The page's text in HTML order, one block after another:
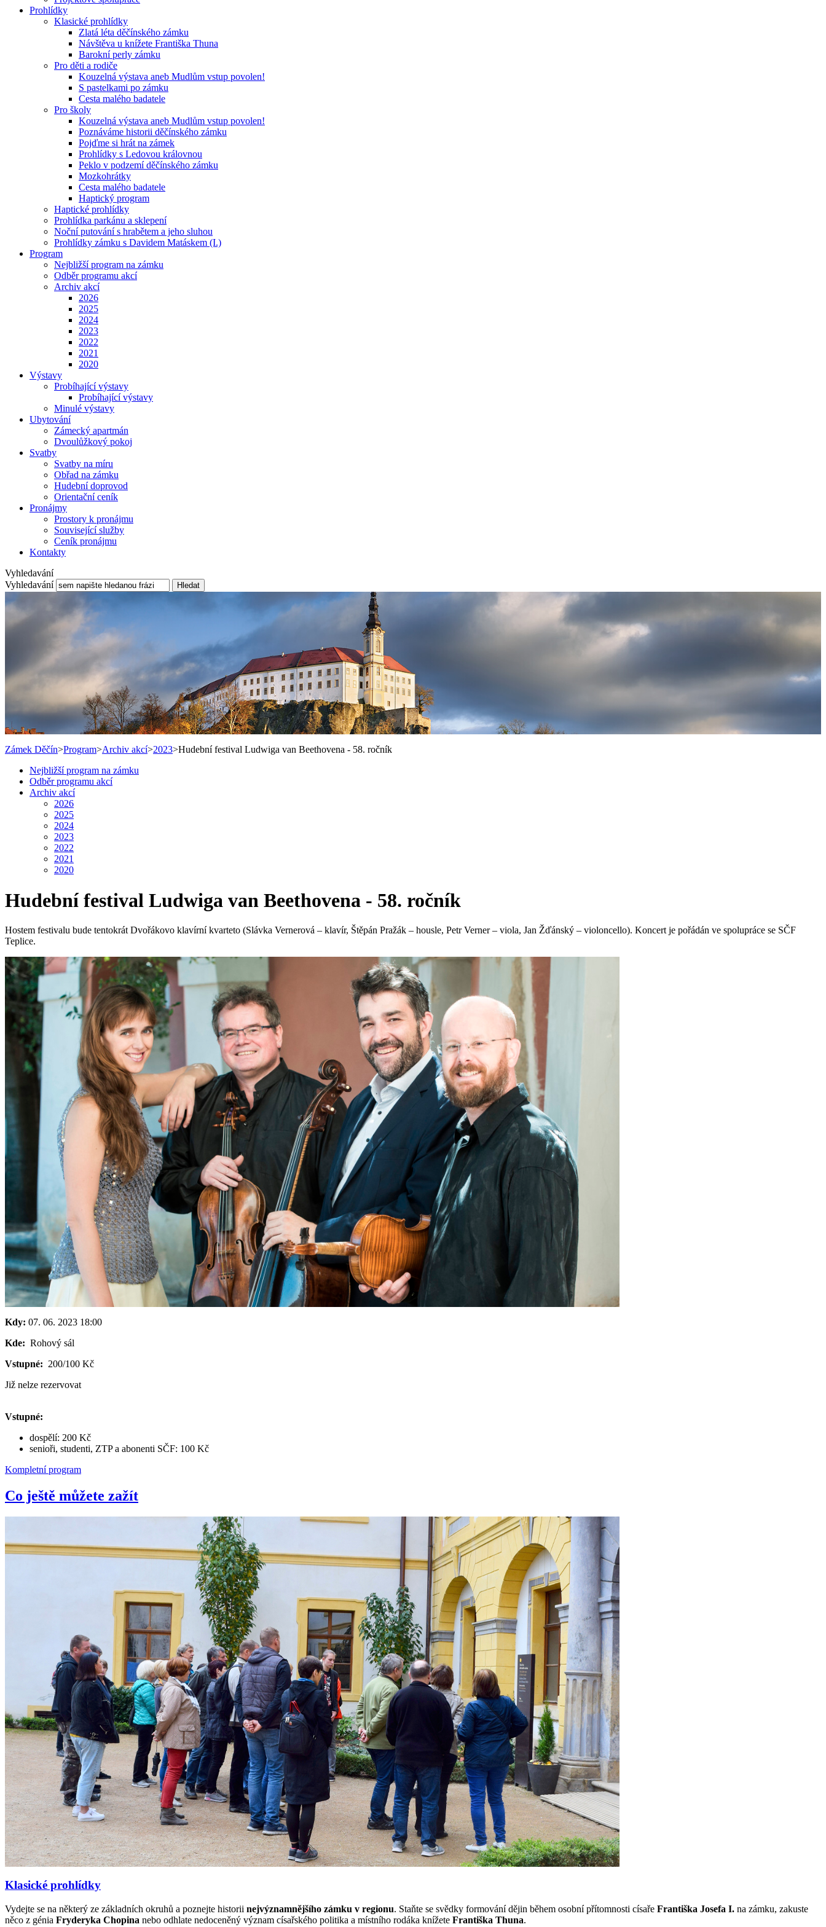
Prohlídky
Klasické prohlídky
Zlatá léta děčínského zámku
Návštěva u knížete Františka Thuna
Barokní perly zámku
Pro děti a rodiče
Kouzelná výstava aneb Mudlům vstup povolen!
S pastelkami po zámku
Cesta malého badatele
Pro školy
Kouzelná výstava aneb Mudlům vstup povolen!
Poznáváme historii děčínského zámku
Pojďme si hrát na zámek
Prohlídky s Ledovou královnou
Peklo v podzemí děčínského zámku
Mozkohrátky
Cesta malého badatele
Haptický program
Haptické prohlídky
Prohlídka parkánu a sklepení
Noční putování s hrabětem a jeho sluhou
Prohlídky zámku s Davidem Matáskem (I.)
Program
Nejbližší program na zámku
Odběr programu akcí
Archiv akcí
2026
2025
2024
2023
2022
2021
2020
Výstavy
Probíhající výstavy
Probíhající výstavy
Minulé výstavy
Ubytování
Zámecký apartmán
Dvoulůžkový pokoj
Svatby
Svatby na míru
Obřad na zámku
Hudební doprovod
Orientační ceník
Pronájmy
Prostory k pronájmu
Související služby
Ceník pronájmu
Kontakty
Vyhledavání
Vyhledavání
Hledat
Zámek Děčín>Program>Archiv akcí>2023>Hudební festival Ludwiga van Beethovena - 58. ročník
Nejbližší program na zámku
Odběr programu akcí
Archiv akcí
2026
2025
2024
2023
2022
2021
2020
Hudební festival Ludwiga van Beethovena - 58. ročník
Hostem festivalu bude tentokrát Dvořákovo klavírní kvarteto (Slávka Vernerová – klavír, Štěpán Pražák – housle, Petr Verner – viola, Jan Žďánský – violoncello). Koncert je pořádán ve spolupráce se SČF
Teplice.
Kdy: 07. 06. 2023 18:00
Kde: Rohový sál
Vstupné: 200/100 Kč
Již nelze rezervovat
Vstupné:
dospělí: 200 Kč
senioři, studenti, ZTP a abonenti SČF: 100 Kč
Kompletní program
Co ještě můžete zažít
Klasické prohlídky
Vydejte se na některý ze základních okruhů a poznejte historii nejvýznamnějšího zámku v regionu. Staňte se svědky formování dějin během osobní přítomnosti císaře Františka Josefa I. na zámku, zakuste
něco z génia Fryderyka Chopina nebo odhlate nedoceněný význam císařského politika a místního rodáka knížete Františka Thuna.